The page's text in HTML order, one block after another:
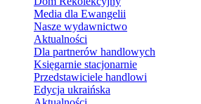
Media dla Ewangelii
Nasze wydawnictwo
Aktualności
Dla partnerów handlowych
Księgarnie stacjonarnie
Przedstawiciele handlowi
Edycja ukraińska